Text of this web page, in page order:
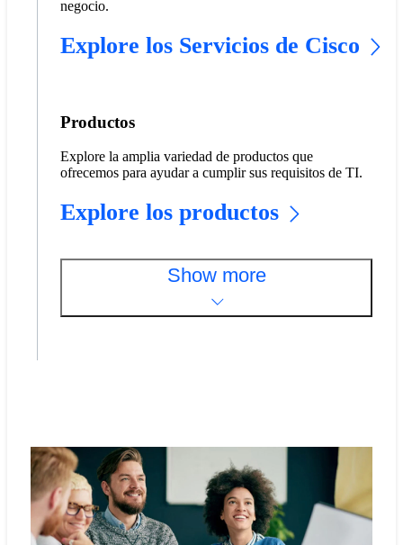
negocio.
Explore los Servicios de Cisco
Productos
Explore la amplia variedad de productos que
ofrecemos para ayudar a cumplir sus requisitos de TI.
Explore los productos
Show more